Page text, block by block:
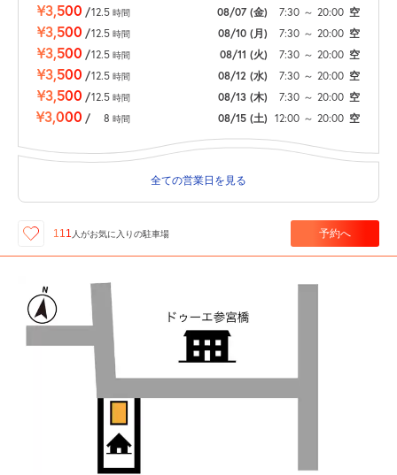
¥3,500 /12.5 時間 08/07 (金) 7:30 ～ 20:00 空
¥3,500 /12.5 時間 08/10 (月) 7:30 ～ 20:00 空
¥3,500 /12.5 時間 08/11 (火) 7:30 ～ 20:00 空
¥3,500 /12.5 時間 08/12 (水) 7:30 ～ 20:00 空
¥3,500 /12.5 時間 08/13 (木) 7:30 ～ 20:00 空
¥3,000 / 8 時間 08/15 (土) 12:00 ～ 20:00 空
全ての営業日を見る
111 人がお気に入りの駐車場 予約へ